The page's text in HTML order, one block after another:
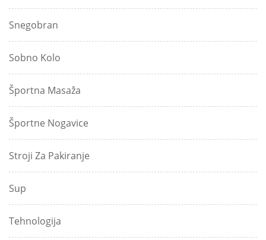
Snegobran
Sobno Kolo
Športna Masaža
Športne Nogavice
Stroji Za Pakiranje
Sup
Tehnologija